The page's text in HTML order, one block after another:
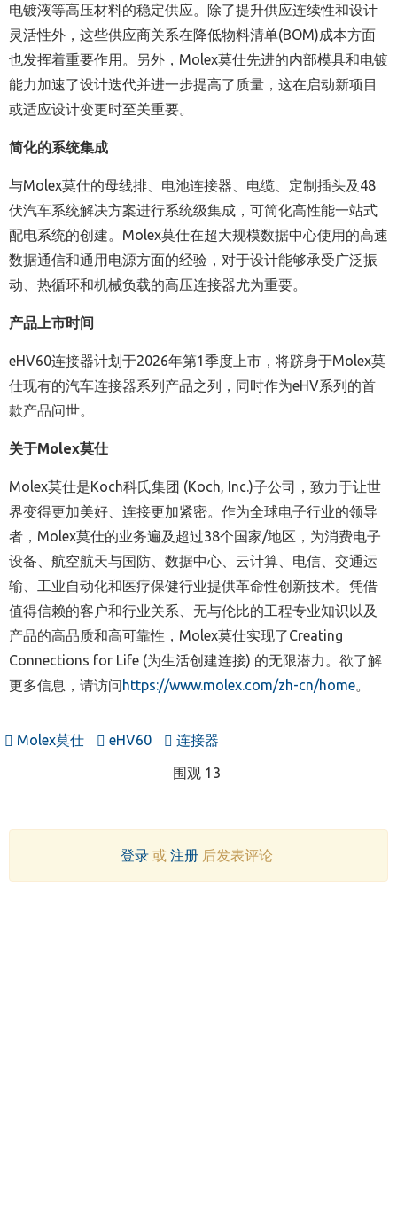
电镀液等高压材料的稳定供应。除了提升供应连续性和设计
灵活性外，这些供应商关系在降低物料清单(BOM)成本方面
也发挥着重要作用。另外， Molex莫仕先进的内部模具和电镀
能力加速了设计迭代并进一步提高了质量，这在启动新项目
或适应设计变更时至关重要。
简化的系统集成
与Molex莫仕的母线排、电池连接器、电缆、定制插头及 48
伏汽车系统解决方案进行系统级集成，可简化高性能一站式
配电系统的创建。 Molex莫仕在超大规模数据中心使用的高速
数据通信和通用电源方面的经验，对于设计能够承受广泛振
动、热循环和机械负载的高压连接器尤为重要。
产品上市时间
eHV60连接器计划于2026年第1季度上市，将跻身于Molex莫
仕现有的汽车连接器系列产品之列，同时作为eHV系列的首
款产品问世。
关于Molex莫仕
Molex莫仕是Koch科氏集团 (Koch, Inc.)子公司，致力于让世
界变得更加美好、连接更加紧密。作为全球电子行业的领导
者，Molex莫仕的业务遍及超过38个国家/地区，为消费电子
设备、航空航天与国防、数据中心、云计算、电信、交通运
输、工业自动化和医疗保健行业提供革命性创新技术。凭借
值得信赖的客户和行业关系、无与伦比的工程专业知识以及
产品的高品质和高可靠性，Molex莫仕实现了Creating
Connections for Life (为生活创建连接) 的无限潜力。欲了解
更多信息，请访问https://www.molex.com/zh-cn/home。
Molex莫仕 eHV60 连接器
围观 13
登录或 注册后发表评论